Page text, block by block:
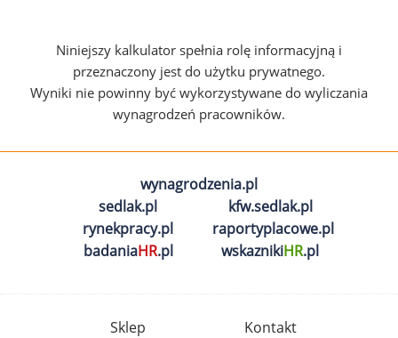
Niniejszy kalkulator spełnia rolę informacyjną i
przeznaczony jest do użytku prywatnego.
Wyniki nie powinny być wykorzystywane do wyliczania
wynagrodzeń pracowników.
wynagrodzenia.pl
sedlak.pl
kfw.sedlak.pl
rynekpracy.pl
raportyplacowe.pl
badaniaHR.pl wskaznikiHR.pl
Sklep
Kontakt